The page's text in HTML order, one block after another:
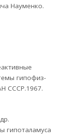
Науменко.
гипофиз-
СССР.1967.
гипоталамуса